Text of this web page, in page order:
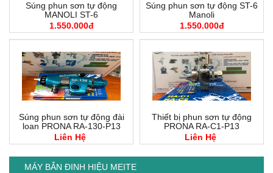
Súng phun sơn tự động
MANOLI ST-6
1.550.000đ
Súng phun sơn tự động ST-6
Manoli
1.550.000đ
Súng phun sơn tự động đài
loan PRONA RA-130-P13
Liên Hệ
Thiết bị phun sơn tự động
PRONA RA-C1-P13
Liên Hệ
MÁY BẮN ĐINH HIỆU MEITE